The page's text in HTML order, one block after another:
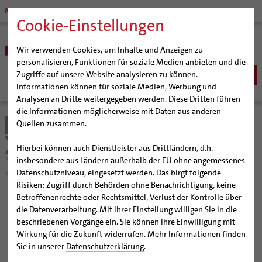
Cookie-Einstellungen
Wir verwenden Cookies, um Inhalte und Anzeigen zu
personalisieren, Funktionen für soziale Medien anbieten und die
Zugriffe auf unsere Website analysieren zu können.
Informationen können für soziale Medien, Werbung und
Analysen an Dritte weitergegeben werden. Diese Dritten führen
die Informationen möglicherweise mit Daten aus anderen
Quellen zusammen.
Hierbei können auch Dienstleister aus Drittländern, d.h.
insbesondere aus Ländern außerhalb der EU ohne angemessenes
Datenschutzniveau, eingesetzt werden. Das birgt folgende
Risiken: Zugriff durch Behörden ohne Benachrichtigung, keine
Betroffenenrechte oder Rechtsmittel, Verlust der Kontrolle über
die Datenverarbeitung. Mit Ihrer Einstellung willigen Sie in die
beschriebenen Vorgänge ein. Sie können Ihre Einwilligung mit
Wirkung für die Zukunft widerrufen. Mehr Informationen finden
Sie in unserer Datenschutzerklärung.
MARIENDOM DOMMUSEUM DOMBIBLIOTHEK
BISTUM
Bischöfe
Weihbischof Dr. Martin Marahrens
Bischof em. Norbert Trelle
Weihbischof em. Bongartz
Weihbischof em. Schwerdtfeger
Weihbischof em. Koitz
Bischof em. Dr. Wüstenberg
Generalvikariat
Gremien
Diözesangericht
Gemeindegremien
Pfarrgemeinden
Hildesheimer Dom
Virtueller Rundgang durch den Dom
Tausendjähriger Rosenstock
Die Hildesheimer Dommusik
Wallfahrten | Pilgern
Termine Wallfahrten und Pilgern
Jakobswege im Bistum Hildesheim
Veranstaltungen
Strategieprozess
Jugend
SEELSORGE
Katholisch werden
Wiedereintritt
Erwachsenenkatechumenat
Glaube leben
Glaubensveranstaltungen
Taufe
Fragen zur Taufe
Erwachsenentaufe
Taufsymbole
Erstkommunion
Firmung
Hochzeit
Katholisch heiraten
Lebensende
BERATUNG & HILFE
Ehe-, Familien-, und Lebensberatung (EFL)
Schwangerenberatung
Beratungsstellen
Prävention und Hilfe bei sexualisierter Gewalt
Schuldnerberatung
Beratungsstellen
Caritas
Bischöfliche Stiftung Gemeinsam für das Leben
BILDUNG & KULTUR
Schulen | Hochschulen
Katholische Schulen im Bistum
Veranstaltungen
Schulpastoral
Dommuseum
Dombibliothek
Bistumsarchiv
KIRCHE & GESELLSCHAFT
Ökumene
Interreligiöser Dialog
Weltkirche
Bistum Hildesheim
Schöpfungsgerecht 2035
Die Grüne Gemeinde – Natur spirituell erleben
Die Grüne Gemeinde –
Natur spirituell erleben
Praxisideen